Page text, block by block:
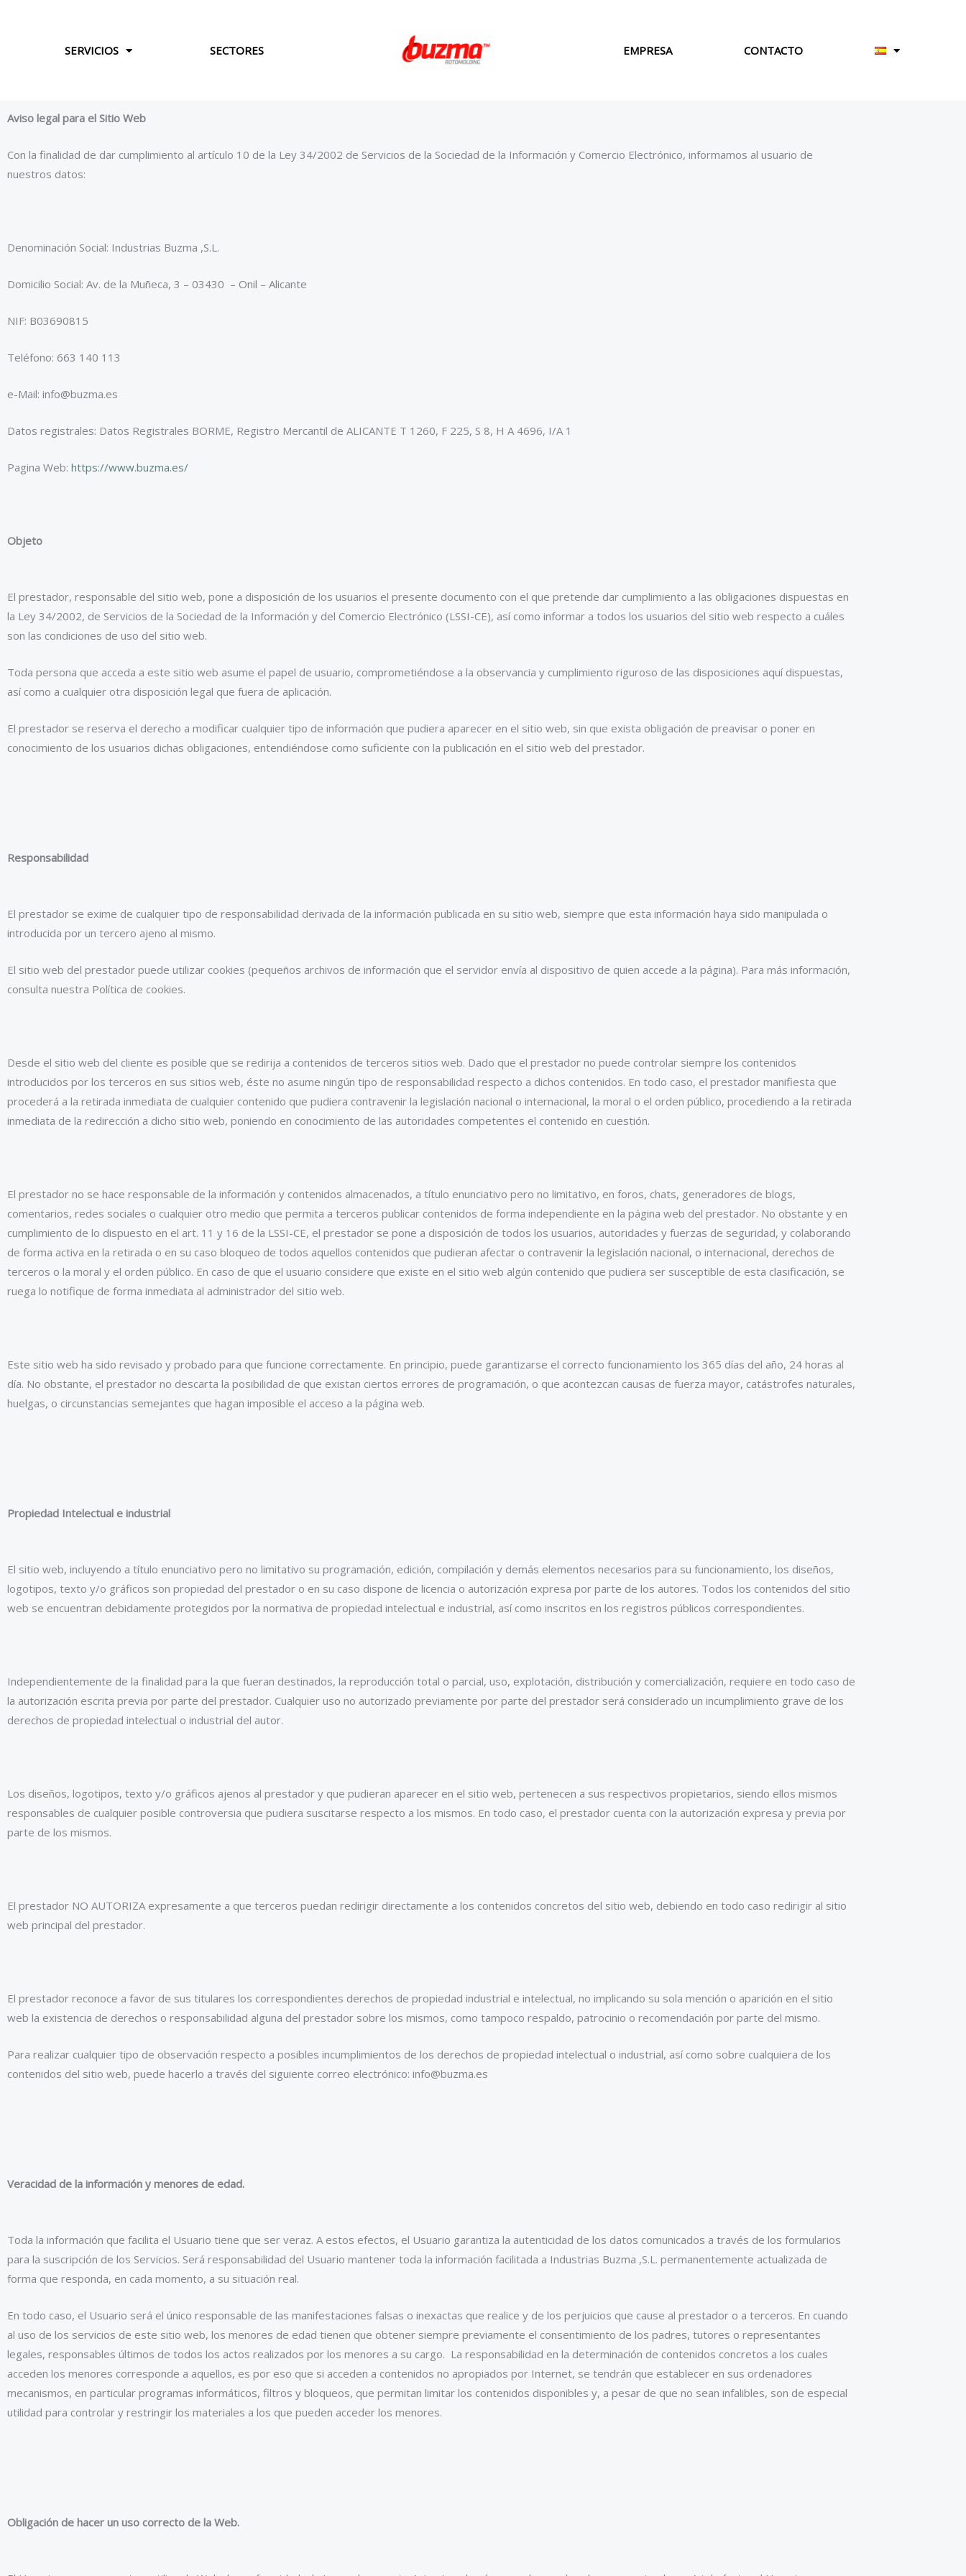
SERVICIOS SECTORES EMPRESA CONTACTO
Aviso legal para el Sitio Web
Con la finalidad de dar cumplimiento al artículo 10 de la Ley 34/2002 de Servicios de la Sociedad de la Información y Comercio Electrónico, informamos al usuario de
nuestros datos:
Denominación Social: Industrias Buzma ,S.L.
Domicilio Social: Av. de la Muñeca, 3 – 03430 – Onil – Alicante
NIF: B03690815
Teléfono: 663 140 113
e-Mail: info@buzma.es
Datos registrales: Datos Registrales BORME, Registro Mercantil de ALICANTE T 1260, F 225, S 8, H A 4696, I/A 1
Pagina Web: https://www.buzma.es/
Objeto
El prestador, responsable del sitio web, pone a disposición de los usuarios el presente documento con el que pretende dar cumplimiento a las obligaciones dispuestas en
la Ley 34/2002, de Servicios de la Sociedad de la Información y del Comercio Electrónico (LSSI-CE), así como informar a todos los usuarios del sitio web respecto a cuáles
son las condiciones de uso del sitio web.
Toda persona que acceda a este sitio web asume el papel de usuario, comprometiéndose a la observancia y cumplimiento riguroso de las disposiciones aquí dispuestas,
así como a cualquier otra disposición legal que fuera de aplicación.
El prestador se reserva el derecho a modificar cualquier tipo de información que pudiera aparecer en el sitio web, sin que exista obligación de preavisar o poner en
conocimiento de los usuarios dichas obligaciones, entendiéndose como suficiente con la publicación en el sitio web del prestador.
Responsabilidad
El prestador se exime de cualquier tipo de responsabilidad derivada de la información publicada en su sitio web, siempre que esta información haya sido manipulada o
introducida por un tercero ajeno al mismo.
El sitio web del prestador puede utilizar cookies (pequeños archivos de información que el servidor envía al dispositivo de quien accede a la página). Para más información,
consulta nuestra Política de cookies.
Desde el sitio web del cliente es posible que se redirija a contenidos de terceros sitios web. Dado que el prestador no puede controlar siempre los contenidos
introducidos por los terceros en sus sitios web, éste no asume ningún tipo de responsabilidad respecto a dichos contenidos. En todo caso, el prestador manifiesta que
procederá a la retirada inmediata de cualquier contenido que pudiera contravenir la legislación nacional o internacional, la moral o el orden público, procediendo a la retirada
inmediata de la redirección a dicho sitio web, poniendo en conocimiento de las autoridades competentes el contenido en cuestión.
El prestador no se hace responsable de la información y contenidos almacenados, a título enunciativo pero no limitativo, en foros, chats, generadores de blogs,
comentarios, redes sociales o cualquier otro medio que permita a terceros publicar contenidos de forma independiente en la página web del prestador. No obstante y en
cumplimiento de lo dispuesto en el art. 11 y 16 de la LSSI-CE, el prestador se pone a disposición de todos los usuarios, autoridades y fuerzas de seguridad, y colaborando
de forma activa en la retirada o en su caso bloqueo de todos aquellos contenidos que pudieran afectar o contravenir la legislación nacional, o internacional, derechos de
terceros o la moral y el orden público. En caso de que el usuario considere que existe en el sitio web algún contenido que pudiera ser susceptible de esta clasificación, se
ruega lo notifique de forma inmediata al administrador del sitio web.
Este sitio web ha sido revisado y probado para que funcione correctamente. En principio, puede garantizarse el correcto funcionamiento los 365 días del año, 24 horas al
día. No obstante, el prestador no descarta la posibilidad de que existan ciertos errores de programación, o que acontezcan causas de fuerza mayor, catástrofes naturales,
huelgas, o circunstancias semejantes que hagan imposible el acceso a la página web.
Propiedad Intelectual e industrial
El sitio web, incluyendo a título enunciativo pero no limitativo su programación, edición, compilación y demás elementos necesarios para su funcionamiento, los diseños,
logotipos, texto y/o gráficos son propiedad del prestador o en su caso dispone de licencia o autorización expresa por parte de los autores. Todos los contenidos del sitio
web se encuentran debidamente protegidos por la normativa de propiedad intelectual e industrial, así como inscritos en los registros públicos correspondientes.
Independientemente de la finalidad para la que fueran destinados, la reproducción total o parcial, uso, explotación, distribución y comercialización, requiere en todo caso de
la autorización escrita previa por parte del prestador. Cualquier uso no autorizado previamente por parte del prestador será considerado un incumplimiento grave de los
derechos de propiedad intelectual o industrial del autor.
Los diseños, logotipos, texto y/o gráficos ajenos al prestador y que pudieran aparecer en el sitio web, pertenecen a sus respectivos propietarios, siendo ellos mismos
responsables de cualquier posible controversia que pudiera suscitarse respecto a los mismos. En todo caso, el prestador cuenta con la autorización expresa y previa por
parte de los mismos.
El prestador NO AUTORIZA expresamente a que terceros puedan redirigir directamente a los contenidos concretos del sitio web, debiendo en todo caso redirigir al sitio
web principal del prestador.
El prestador reconoce a favor de sus titulares los correspondientes derechos de propiedad industrial e intelectual, no implicando su sola mención o aparición en el sitio
web la existencia de derechos o responsabilidad alguna del prestador sobre los mismos, como tampoco respaldo, patrocinio o recomendación por parte del mismo.
Para realizar cualquier tipo de observación respecto a posibles incumplimientos de los derechos de propiedad intelectual o industrial, así como sobre cualquiera de los
contenidos del sitio web, puede hacerlo a través del siguiente correo electrónico: info@buzma.es
Veracidad de la información y menores de edad.
Toda la información que facilita el Usuario tiene que ser veraz. A estos efectos, el Usuario garantiza la autenticidad de los datos comunicados a través de los formularios
para la suscripción de los Servicios. Será responsabilidad del Usuario mantener toda la información facilitada a Industrias Buzma ,S.L. permanentemente actualizada de
forma que responda, en cada momento, a su situación real.
En todo caso, el Usuario será el único responsable de las manifestaciones falsas o inexactas que realice y de los perjuicios que cause al prestador o a terceros. En cuando
al uso de los servicios de este sitio web, los menores de edad tienen que obtener siempre previamente el consentimiento de los padres, tutores o representantes
legales, responsables últimos de todos los actos realizados por los menores a su cargo. La responsabilidad en la determinación de contenidos concretos a los cuales
acceden los menores corresponde a aquellos, es por eso que si acceden a contenidos no apropiados por Internet, se tendrán que establecer en sus ordenadores
mecanismos, en particular programas informáticos, filtros y bloqueos, que permitan limitar los contenidos disponibles y, a pesar de que no sean infalibles, son de especial
utilidad para controlar y restringir los materiales a los que pueden acceder los menores.
Obligación de hacer un uso correcto de la Web.